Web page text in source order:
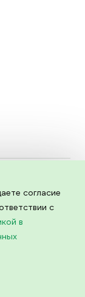
ДАННОМ
ВСЕ ПРАВА НА
OOO
согласие
с
в